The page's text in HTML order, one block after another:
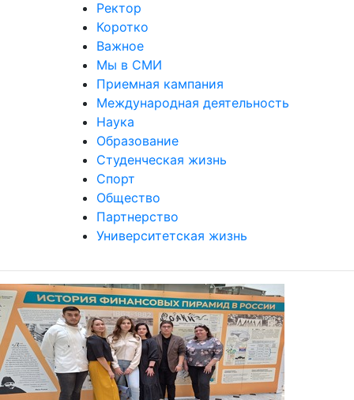
Ректор
Коротко
Важное
Мы в СМИ
Приемная кампания
Международная деятельность
Наука
Образование
Студенческая жизнь
Спорт
Общество
Партнерство
Университетская жизнь